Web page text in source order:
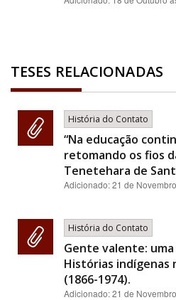
TESES RELACIONADAS
História do Contato
“Na educação
retomando os fios
Tenetehara de
Adicionado:21 de
História do Contato
Gente valente:
Histórias indígenas
(1866-1974).
Adicionado:21 de